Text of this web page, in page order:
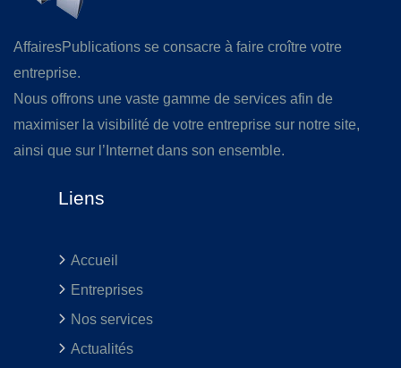
AffairesPublications se consacre à faire croître votre
entreprise.
Nous offrons une vaste gamme de services afin de
maximiser la visibilité de votre entreprise sur notre site,
ainsi que sur l’Internet dans son ensemble.
Liens
Accueil
Entreprises
Nos services
Actualités